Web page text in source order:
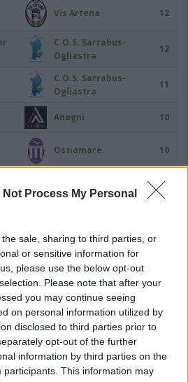
Not Process My Personal
sale, sharing to third parties, or
or sensitive information for
please use the below opt-out
Please note that after your
you may continue seeing
on personal information utilized by
disclosed to third parties prior to
opt-out of the further
information by third parties on the
participants. This information may
Vis Artena 12
C.O.S. Sarrabus-
Ogliastra
12
C.O.S. Sarrabus-
Ogliastra
11
Anagni 10
Ostiamare 10
9
Cassino Calcio
Turris Calcio
Sapienza
Portici 7